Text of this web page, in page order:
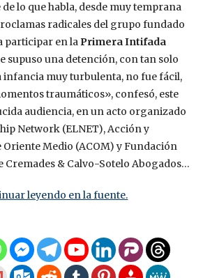
de lo que habla, desde muy temprana
radicales del grupo fundado
participar en la Primera Intifada
supuso una detención, con tan solo
infancia muy turbulenta, no fue fácil,
traumáticos», confesó, este
audiencia, en un acto organizado
Network (ELNET), Acción y
Medio (ACOM) y Fundación
Cremades & Calvo-Sotelo Abogados…
leyendo en la fuente.